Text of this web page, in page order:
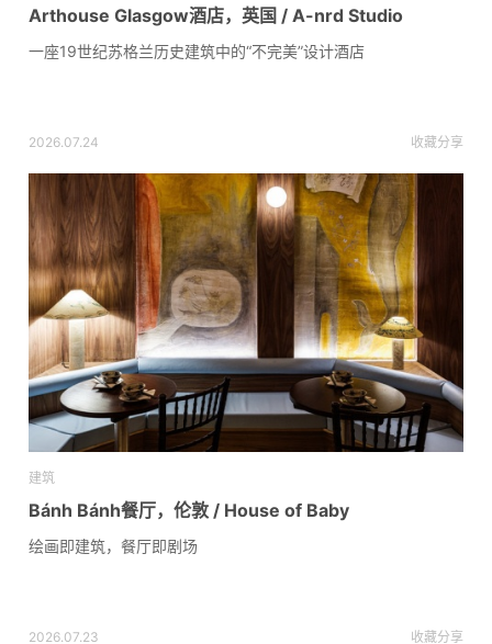
Arthouse Glasgow酒店，英国 / A-nrd Studio
一座19世纪苏格兰历史建筑中的“不完美”设计酒店
2026.07.24 收藏分享
建筑
Bánh Bánh餐厅，伦敦 / House of Baby
绘画即建筑，餐厅即剧场
2026.07.23 收藏分享